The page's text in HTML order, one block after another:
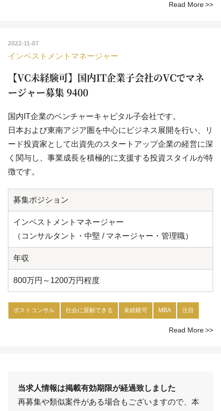
Read More
2022-11-07
インベストメントマネージャー
【VC未経験可】国内IT企業子会社のVCでマネ
ージャー募集 9400
国内IT企業のベンチャーキャピタル子会社です。
日本および東南アジア圏を中心にビジネス展開を行い、リ
ード投資家として出資先のスタートアップ企業の経営に深
く関与し、事業成長を積極的に支援する投資スタイルが特
徴です。
募集ポジション
インベストメントマネージャー
（コンサルタント・中堅 / マネージャー・管理職）
年収
800万円～1200万円程度
ポストコンサル 社会に貢献できる 未経験可 MBA 注目
Read More
当求人情報は掲載有効期限が経過致しました
再募集や類似案件がある場合もございますので、本